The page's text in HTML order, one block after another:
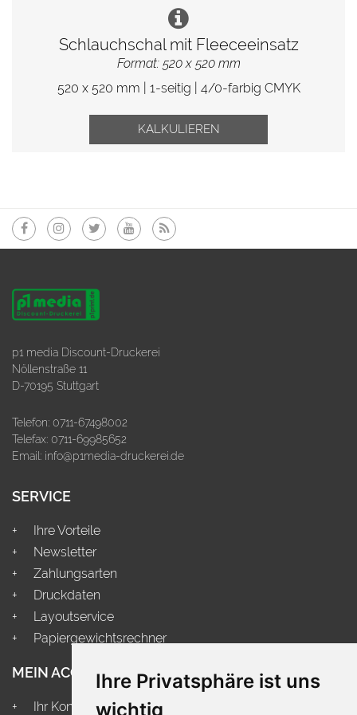
Ihre Privatsphäre ist uns
wichtig
Schlauchschal mit Fleeceeinsatz
Format: 520 x 520 mm
520 x 520 mm | 1-seitig | 4/0-farbig CMYK
KALKULIEREN
p1 media Discount-Druckerei
Nöllenstraße 11
D-70195 Stuttgart
Telefon: 0711-67498002
Telefax: 0711-69985652
Email: info@p1media-druckerei.de
SERVICE
Ihre Vorteile
Newsletter
Zahlungsarten
Druckdaten
Layoutservice
Papiergewichtsrechner
MEIN ACCOUNT
Ihr Konto